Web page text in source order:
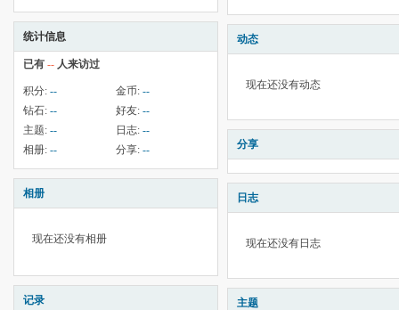
统计信息
已有 -- 人来访过
积分: -- 金币: --
钻石: -- 好友: --
主题: -- 日志: --
相册: -- 分享: --
相册
现在还没有相册
记录
动态
现在还没有动态
分享
日志
现在还没有日志
主题